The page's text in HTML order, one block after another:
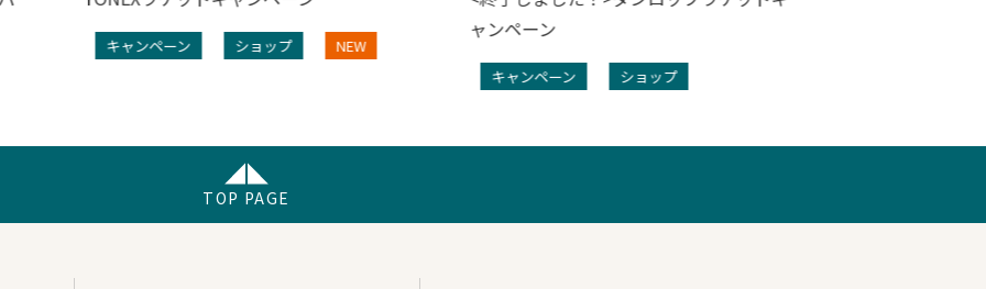
キャンペーン ショップ NEW
ャンペーン
キャンペーン ショップ
TOP PAGE